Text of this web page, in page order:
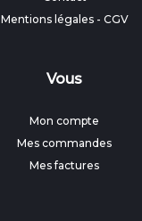
Mentions légales- CGV
Vous
Mon compte
Mes commandes
Mes factures